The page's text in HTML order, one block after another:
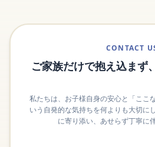
CONTACT
ご家族だけで抱え込まず
私たちは、お子様自身の安心と「ここ
いう自発的な気持ちを何よりも大切に
に寄り添い、あせらず丁寧に